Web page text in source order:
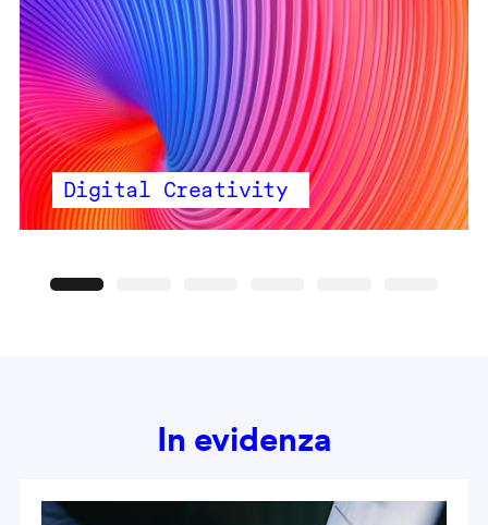
Digital Creativity
In evidenza